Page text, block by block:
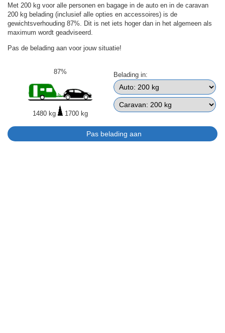
Met 200 kg voor alle personen en bagage in de auto en in de caravan
200 kg belading (inclusief alle opties en accessoires) is de
gewichtsverhouding 87%. Dit is net iets hoger dan in het algemeen als
maximum wordt geadviseerd.
Pas de belading aan voor jouw situatie!
87%
1480 kg 1700 kg
Belading in: